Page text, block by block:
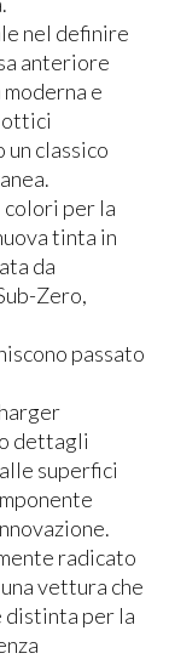
nel definire
anteriore
e
classico
colori per la
tinta in
da
Zero,
passato
dettagli
superfici
radicato
vettura che
distinta per la